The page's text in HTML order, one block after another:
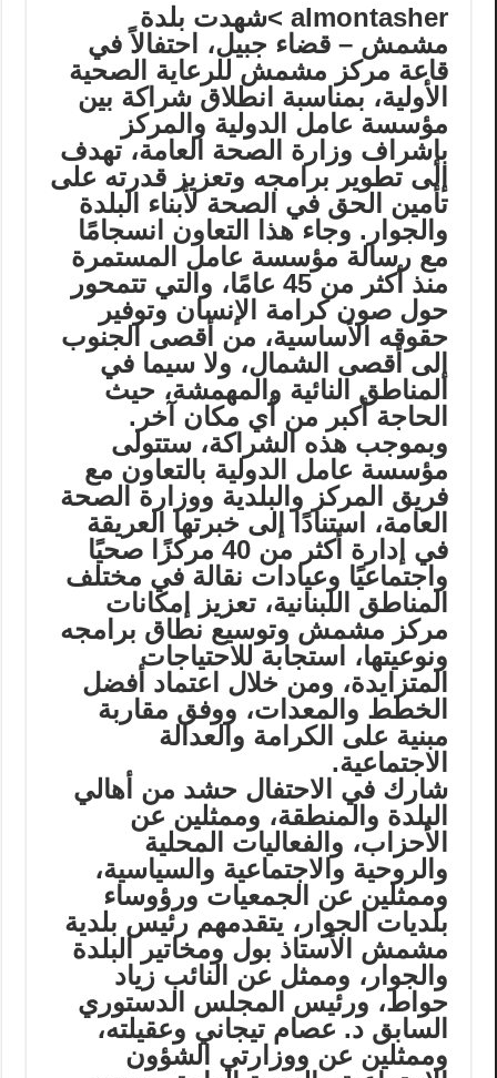
almontasher >شهدت بلدة
مشمش – قضاء جبيل، احتفالاً في
قاعة مركز مشمش للرعاية الصحية
الأولية، بمناسبة انطلاق شراكة بين
مؤسسة عامل الدولية والمركز
بإشراف وزارة الصحة العامة، تهدف
إلى تطوير برامجه وتعزيز قدرته على
تأمين الحق في الصحة لأبناء البلدة
والجوار. وجاء هذا التعاون انسجامًا
مع رسالة مؤسسة عامل المستمرة
منذ أكثر من 45 عامًا، والتي تتمحور
حول صون كرامة الإنسان وتوفير
حقوقه الأساسية، من أقصى الجنوب
إلى أقصى الشمال، ولا سيما في
المناطق النائية والمهمشة، حيث
الحاجة أكبر من أي مكان آخر.
وبموجب هذه الشراكة، ستتولى
مؤسسة عامل الدولية بالتعاون مع
فريق المركز والبلدية ووزارة الصحة
العامة، استنادًا إلى خبرتها العريقة
في إدارة أكثر من 40 مركزًا صحيًا
واجتماعيًا وعيادات نقالة في مختلف
المناطق اللبنانية، تعزيز إمكانات
مركز مشمش وتوسيع نطاق برامجه
ونوعيتها، استجابة للاحتياجات
المتزايدة، ومن خلال اعتماد أفضل
الخطط والمعدات، ووفق مقاربة
مبنية على الكرامة والعدالة
الاجتماعية.
شارك في الاحتفال حشد من أهالي
البلدة والمنطقة، وممثلين عن
الأحزاب، والفعاليات المحلية
والروحية والاجتماعية والسياسية،
وممثلين عن الجمعيات ورؤوساء
بلديات الجوار، يتقدمهم رئيس بلدية
مشمش الأستاذ بول ومخاتير البلدة
والجوار، وممثل عن النائب زياد
حواط، ورئيس المجلس الدستوري
السابق د. عصام تيجاني وعقيلته،
وممثلين عن ووزارتي الشؤون